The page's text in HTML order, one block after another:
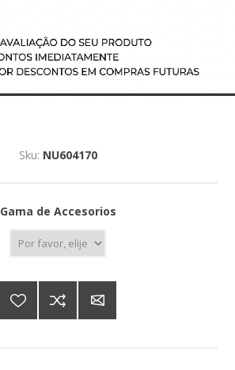
Sku: NU604170
Gama de Accesorios